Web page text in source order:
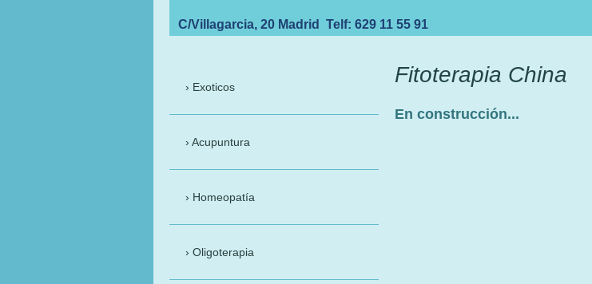
C/Villagarcia, 20 Madrid Telf: 629 11 55 91
Fitoterapia China
En construcción...
Exoticos
Acupuntura
Homeopatía
Oligoterapia